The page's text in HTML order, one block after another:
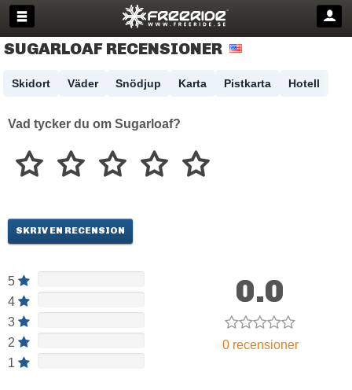
SUGARLOAF RECENSIONER
Skidort Väder Snödjup Karta Pistkarta Hotell
Vad tycker du om Sugarloaf?
SKRIV EN RECENSION
5
4
3
2
1
0.0
0 recensioner